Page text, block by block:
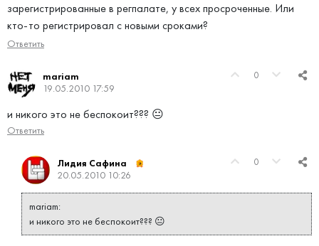
зарегистрированные в регпалате, у всех просроченные. Или
кто-то регистрировал с новыми сроками?
Ответить
0
mariam
19.05.2010 17:59
и никого это не беспокоит??? 😐
Ответить
0
Лидия Сафина
20.05.2010 10:26
mariam:
и никого это не беспокоит??? 😐